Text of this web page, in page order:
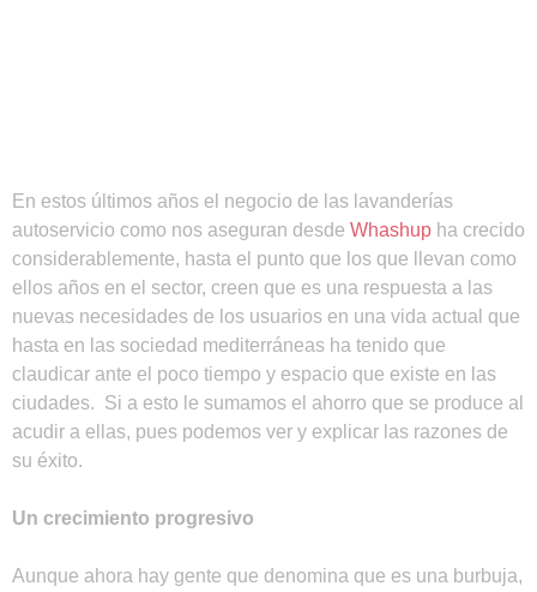
En estos últimos años el negocio de las lavanderías
autoservicio como nos aseguran desde Whashup ha crecido
considerablemente, hasta el punto que los que llevan como
ellos años en el sector, creen que es una respuesta a las
nuevas necesidades de los usuarios en una vida actual que
hasta en las sociedad mediterráneas ha tenido que
claudicar ante el poco tiempo y espacio que existe en las
ciudades. Si a esto le sumamos el ahorro que se produce al
acudir a ellas, pues podemos ver y explicar las razones de
su éxito.
Un crecimiento progresivo
Aunque ahora hay gente que denomina que es una burbuja,